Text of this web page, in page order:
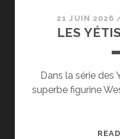
21 JUIN 2026
LES
Dans la série des
superbe figurine